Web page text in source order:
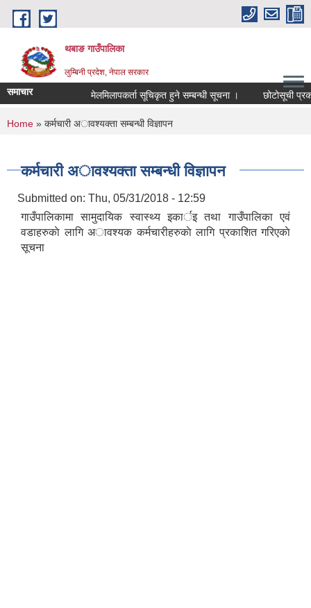
Skip to main content
थबाङ गाउँपालिका
लुम्बिनी प्रदेश, नेपाल सरकार
समाचार मेलमिलापकर्ता सूचिकृत हुने सम्बन्धी सूचना । छोटोसूची
You are here
Home » कर्मचारी अावश्यक्ता सम्बन्धी विज्ञापन
कर्मचारी अावश्यक्ता सम्बन्धी विज्ञापन
Submitted on: Thu, 05/31/2018 - 12:59
गाउँपालिकामा सामुदायिक स्वास्थ्य इकार्इ तथा गाउँपालिका एवं
वडाहरुकाे लागि अावश्यक कर्मचारीहरुकाे लागि प्रकाशित गरिएकाे
सूचना